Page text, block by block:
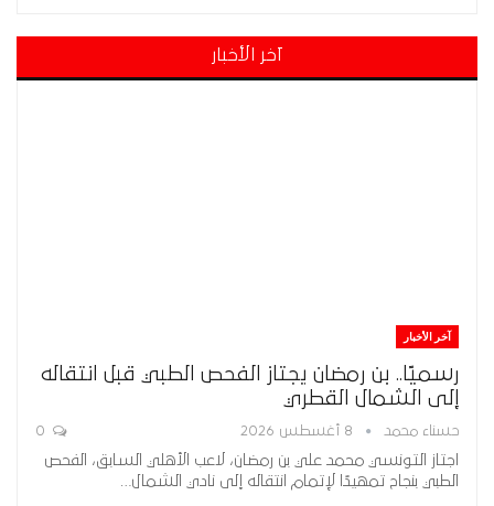
آخر الأخبار
آخر الأخبار
رسميًا.. بن رمضان يجتاز الفحص الطبي قبل انتقاله
إلى الشمال القطري
حسناء محمد 8 أغسطس 2026
اجتاز التونسي محمد علي بن رمضان، لاعب الأهلي السابق، الفحص
الطبي بنجاح تمهيدًا لإتمام انتقاله إلى نادي الشمال…